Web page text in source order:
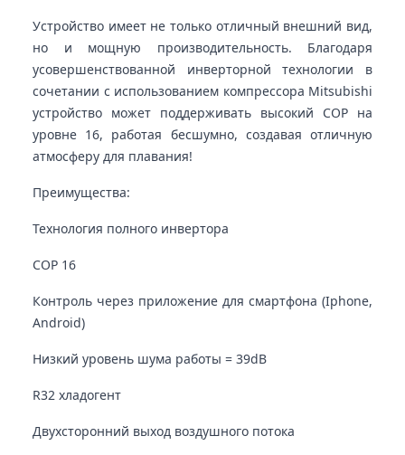
Устройство имеет не только отличный внешний вид,
но и мощную производительность. Благодаря
усовершенствованной инверторной технологии в
сочетании с использованием компрессора Mitsubishi
устройство может поддерживать высокий COP на
уровне 16, работая бесшумно, создавая отличную
атмосферу для плавания!
Преимущества:
Технология полного инвертора
COP 16
Контроль через приложение для смартфона (Iphone,
Android)
Низкий уровень шума работы = 39dB
R32 хладогент
Двухсторонний выход воздушного потока